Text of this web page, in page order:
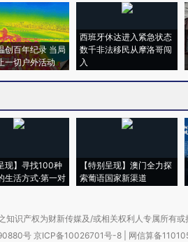
创百年纪录 当局
一切户外活动
西班牙休达进入紧急状态
数千非法移民从摩洛哥闯
入
现】寻找100种
生活方式·第一对
【特别呈现】澳门全力探
索葡语国家新渠道
知识产权为财新传媒及/或相关权利人专属所有
号京ICP备10026701号-8 网信算备